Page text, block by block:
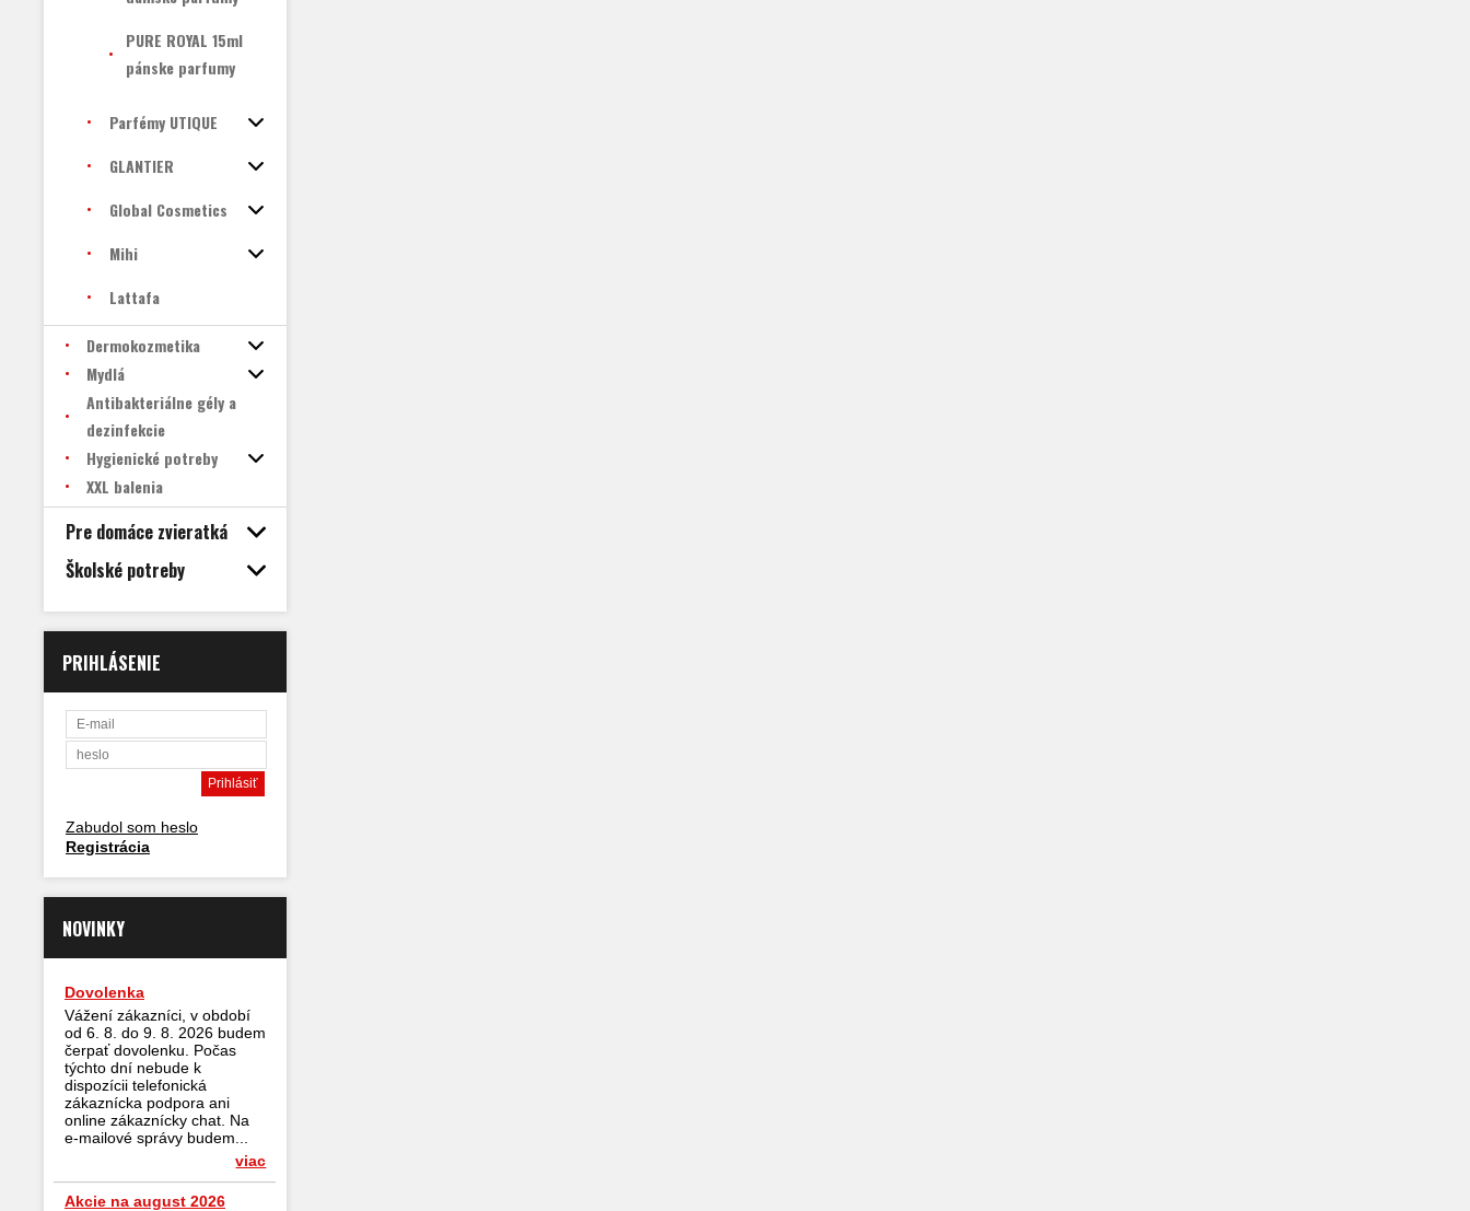
PURE ROYAL 15ml
pánske parfumy
Parfémy UTIQUE
GLANTIER
Global Cosmetics
Mihi
Lattafa
Dermokozmetika
Mydlá
Antibakteriálne gély a
dezinfekcie
Hygienické potreby
XXL balenia
Pre domáce zvieratká
Školské potreby
PRIHLÁSENIE
Zabudol som heslo
Registrácia
NOVINKY
Dovolenka
Vážení zákazníci, v období
od 6. 8. do 9. 8. 2026 budem
čerpať dovolenku. Počas
týchto dní nebude k
dispozícii telefonická
zákaznícka podpora ani
online zákaznícky chat. Na
e-mailové správy budem...
viac
Akcie na august 2026